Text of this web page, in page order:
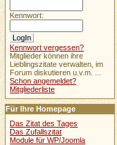
Kennwort:
Kennwort vergessen?
Mitglieder können ihre
Lieblingszitate verwalten, im
Forum diskutieren u.v.m. ...
Schon angemeldet?
Mitgliederliste
Für Ihre Homepage
Das Zitat des Tages
Das Zufallszitat
Module für WP/Joomla